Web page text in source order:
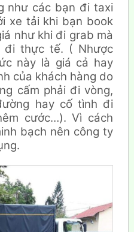
như các bạn đi taxi
xe tải khi bạn book
như khi đi grab mà
đi thực tế. ( Nhược
này là giá cả hay
của khách hàng do
cấm phải đi vòng,
hay cố tình đi
cước…). Vì cách
bạch nên công ty